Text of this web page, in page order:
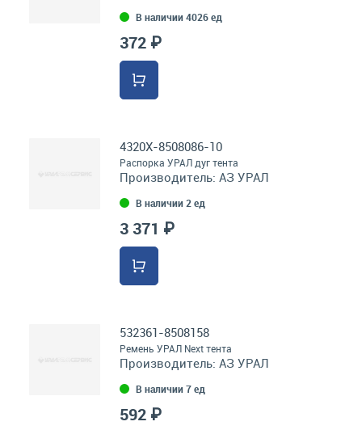
В наличии 4026 ед
372 ₽
4320Х-8508086-10
Распорка УРАЛ дуг тента
Производитель: АЗ УРАЛ
В наличии 2 ед
3 371 ₽
532361-8508158
Ремень УРАЛ Next тента
Производитель: АЗ УРАЛ
В наличии 7 ед
592 ₽